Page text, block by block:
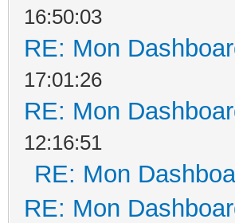
16:50:03
RE: Mon
17:01:26
RE: Mon
12:16:51
RE: Mon
RE: Mon